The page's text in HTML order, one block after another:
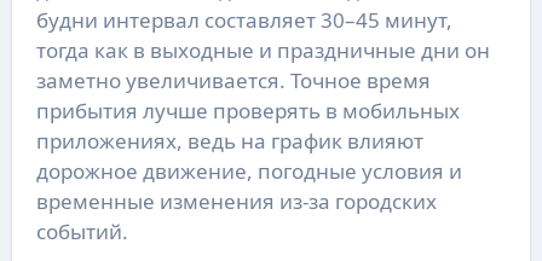
будни интервал составляет 30–45 минут,
тогда как в выходные и праздничные дни он
заметно увеличивается. Точное время
прибытия лучше проверять в мобильных
приложениях, ведь на график влияют
дорожное движение, погодные условия и
временные изменения из-за городских
событий.